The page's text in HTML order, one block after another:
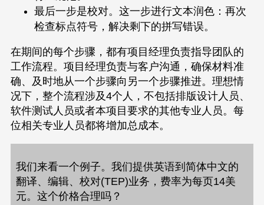
最后一步是校对。这一步进行文本润色：再次
检查标点符号，解决剩下的拼写错误。
在期间的每个步骤，都有项目经理负责指导团队的
工作流程。项目经理负责与客户沟通，确保材料准
确、及时地从一个步骤向另一个步骤推进。理想情
况下，整个流程涉及4个人，不包括排版设计人员、
软件测试人员或者本项目要求的其他专业人员。每
位相关专业人员都将增加总成本。
我们来看一个例子。 我们提供英语到简体中文的
翻译、编辑、校对(TEP)业务，费率为每页14美
元。这个价格合理吗？
附加文件